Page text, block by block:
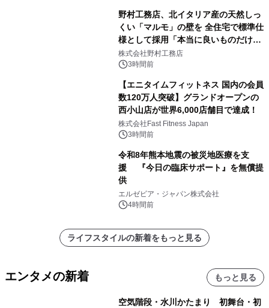
野村工務店、北イタリア産の天然しっ
くい「マルモ」の壁を 全住宅で標準仕
様として採用「本当に良いものだけに
こだわる」
株式会社野村工務店
3時間前
【エニタイムフィットネス 国内の会員
数120万人突破】グランドオープンの
西小山店が世界6,000店舗目で達成！
株式会社Fast Fitness Japan
3時間前
令和8年熊本地震の被災地医療を支
援 『今日の臨床サポート』を無償提
供
エルゼビア・ジャパン株式会社
4時間前
ライフスタイルの新着をもっと見る
エンタメの新着 もっと見る
空気階段・水川かたまり 初舞台・初